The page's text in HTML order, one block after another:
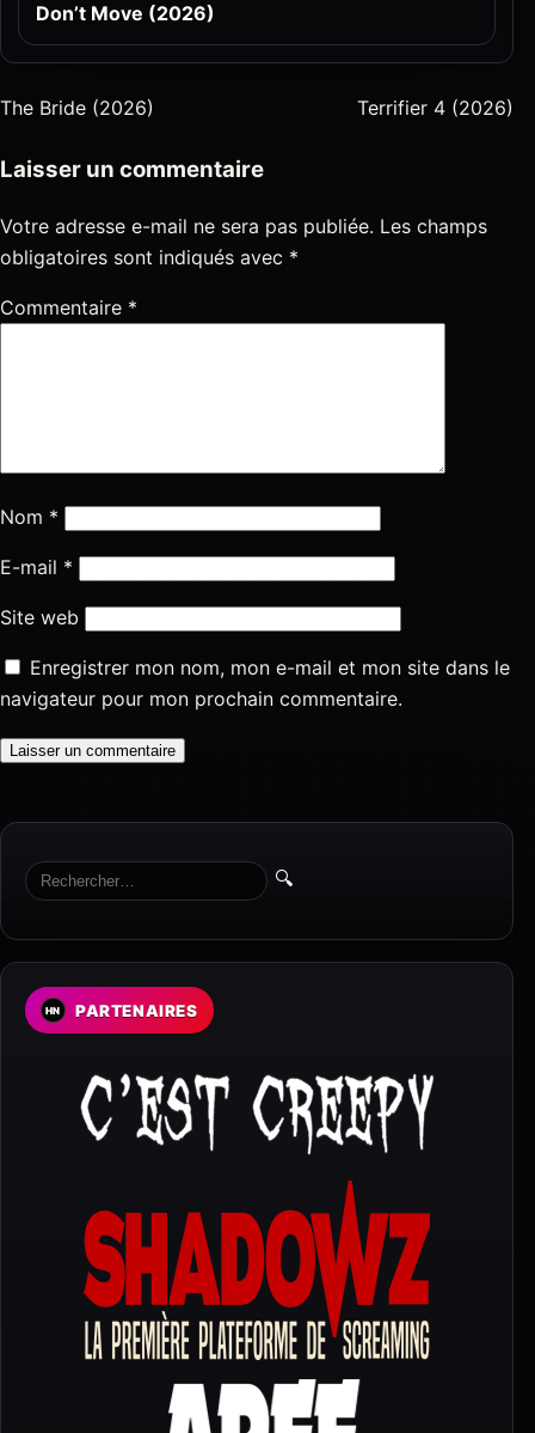
Don’t Move (2026)
The Bride (2026) Terrifier 4 (2026)
Laisser un commentaire
Votre adresse e-mail ne sera pas publiée. Les champs
obligatoires sont indiqués avec *
Commentaire *
Nom *
E-mail *
Site web
Enregistrer mon nom, mon e-mail et mon site dans le
navigateur pour mon prochain commentaire.
🔍
PARTENAIRES